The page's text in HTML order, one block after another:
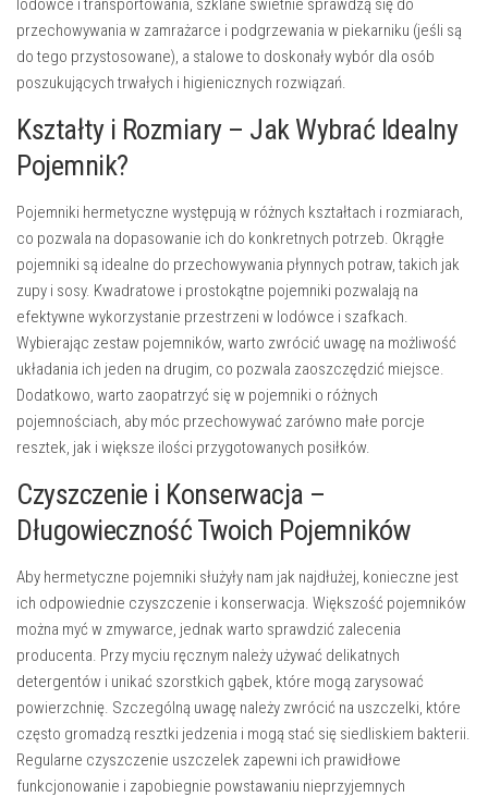
lodówce i transportowania, szklane świetnie sprawdzą się do
przechowywania w zamrażarce i podgrzewania w piekarniku (jeśli są
do tego przystosowane), a stalowe to doskonały wybór dla osób
poszukujących trwałych i higienicznych rozwiązań.
Kształty i Rozmiary – Jak Wybrać Idealny
Pojemnik?
Pojemniki hermetyczne występują w różnych kształtach i rozmiarach,
co pozwala na dopasowanie ich do konkretnych potrzeb. Okrągłe
pojemniki są idealne do przechowywania płynnych potraw, takich jak
zupy i sosy. Kwadratowe i prostokątne pojemniki pozwalają na
efektywne wykorzystanie przestrzeni w lodówce i szafkach.
Wybierając zestaw pojemników, warto zwrócić uwagę na możliwość
układania ich jeden na drugim, co pozwala zaoszczędzić miejsce.
Dodatkowo, warto zaopatrzyć się w pojemniki o różnych
pojemnościach, aby móc przechowywać zarówno małe porcje
resztek, jak i większe ilości przygotowanych posiłków.
Czyszczenie i Konserwacja –
Długowieczność Twoich Pojemników
Aby hermetyczne pojemniki służyły nam jak najdłużej, konieczne jest
ich odpowiednie czyszczenie i konserwacja. Większość pojemników
można myć w zmywarce, jednak warto sprawdzić zalecenia
producenta. Przy myciu ręcznym należy używać delikatnych
detergentów i unikać szorstkich gąbek, które mogą zarysować
powierzchnię. Szczególną uwagę należy zwrócić na uszczelki, które
często gromadzą resztki jedzenia i mogą stać się siedliskiem bakterii.
Regularne czyszczenie uszczelek zapewni ich prawidłowe
funkcjonowanie i zapobiegnie powstawaniu nieprzyjemnych